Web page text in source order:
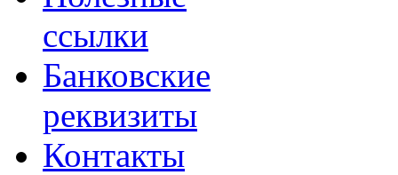
ссылки
Банковские
реквизиты
Контакты